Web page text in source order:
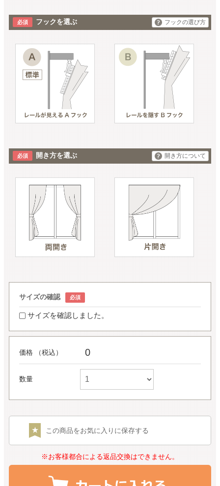
フックを選ぶ フックの選び方
開き方を選ぶ 開き方について
サイズの確認
サイズを確認しました。
価格 （税込） 0
数量
この商品をお気に入りに保存する
※お客様都合による返品交換はできません。